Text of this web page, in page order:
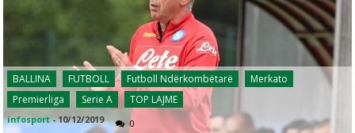
BALLINA FUTBOLL Futboll Ndërkombëtarë
Merkato
Premierliga
Serie A TOP LAJME
infosport -10/12/2019 0